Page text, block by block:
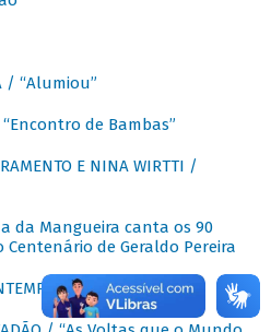
/ “Alumiou”
“Encontro de Bambas”
E NINA WIRTTI /
da Mangueira canta os 90
Centenário de Geraldo Pereira